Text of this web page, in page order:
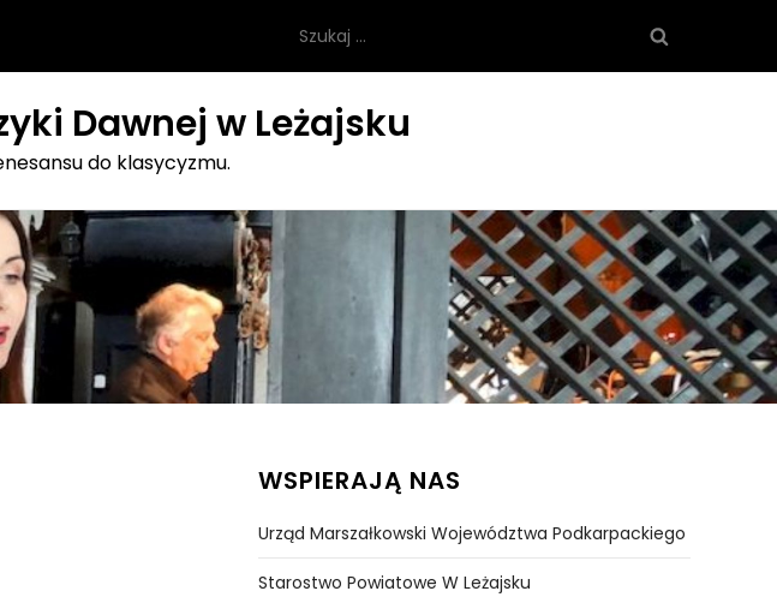
Dawnej w Leżajsku
do klasycyzmu.
WSPIERAJĄ NAS
Urząd Marszałkowski Województwa Podkarpackiego
Starostwo Powiatowe W Leżajsku